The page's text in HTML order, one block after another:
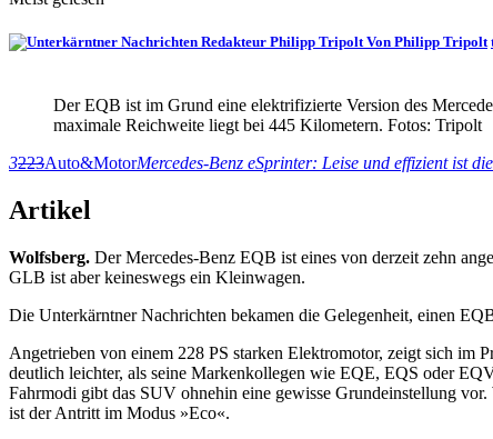
Von Philipp Tripolt
Der EQB ist im Grund eine elektrifizierte Version des
maximale Reichweite liegt bei 445 Kilometern. Fotos: Tripolt
3223Auto&MotorMercedes-Benz eSprinter: Leise und effizient ist
Artikel
Wolfsberg. Der Mercedes-Benz EQB ist eines von derzeit zehn
GLB ist aber keineswegs ein Kleinwagen.
Die Unterkärntner Nachrichten bekamen die Gelegenheit, einen
Angetrieben von einem 228 PS starken Elektromotor, zeigt sich im
deutlich leichter, als seine Markenkollegen wie EQE, EQS oder
Fahrmodi gibt das SUV ohnehin eine gewisse Grundeinstellung
ist der Antritt im Modus »Eco«.